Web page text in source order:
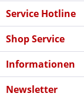
Service Hotline
Shop Service
Informationen
Newsletter